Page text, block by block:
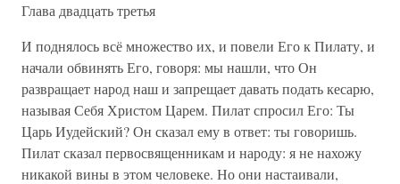
Глава двадцать третья
И поднялось всё множество их, и повели Его к Пилату, и
начали обвинять Его, говоря: мы нашли, что Он
развращает народ наш и запрещает давать подать кесарю,
называя Себя Христом Царем. Пилат спросил Его: Ты
Царь Иудейский? Он сказал ему в ответ: ты говоришь.
Пилат сказал первосвященникам и народу: я не нахожу
никакой вины в этом человеке. Но они настаивали,